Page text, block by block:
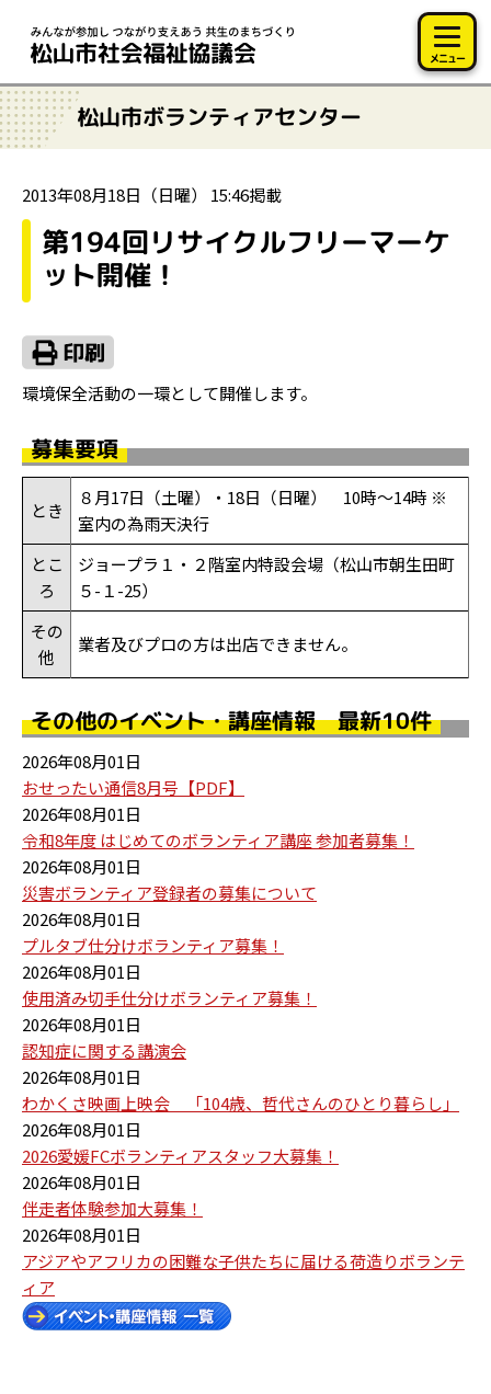
メニュー
松山市ボランティアセンター
2013年08月18日（日曜） 15:46掲載
第194回リサイクルフリーマーケ
ット開催！
環境保全活動の一環として開催します。
募集要項
とき
８月17日（土曜）・18日（日曜） 10時～14時 ※
室内の為雨天決行
とこ
ろ
ジョープラ１・２階室内特設会場（松山市朝生田町
５-１-25）
その
他
業者及びプロの方は出店できません。
その他のイベント・講座情報 最新10件
2026年08月01日
おせったい通信8月号【PDF】
2026年08月01日
令和8年度 はじめてのボランティア講座 参加者募集！
2026年08月01日
災害ボランティア登録者の募集について
2026年08月01日
プルタブ仕分けボランティア募集！
2026年08月01日
使用済み切手仕分けボランティア募集！
2026年08月01日
認知症に関する講演会
2026年08月01日
わかくさ映画上映会 「104歳、哲代さんのひとり暮らし」
2026年08月01日
2026愛媛FCボランティアスタッフ大募集！
2026年08月01日
伴走者体験参加大募集！
2026年08月01日
アジアやアフリカの困難な子供たちに届ける荷造りボランテ
ィア